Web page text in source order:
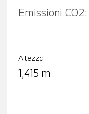
Emissioni CO2:
Altezza
1,415 m